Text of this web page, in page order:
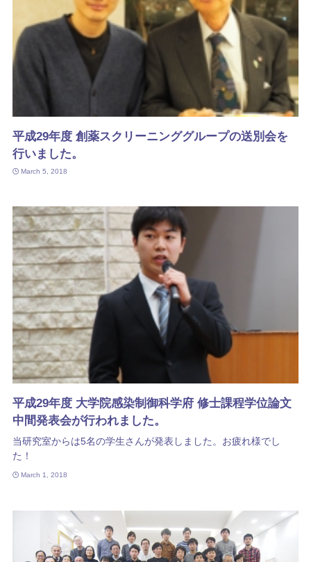
平成29年度 創薬スクリーニンググループの送別会を
行いました。
March 5, 2018
平成29年度 大学院感染制御科学府 修士課程学位論文
中間発表会が行われました。
当研究室からは5名の学生さんが発表しました。お疲れ様でし
た！
March 1, 2018